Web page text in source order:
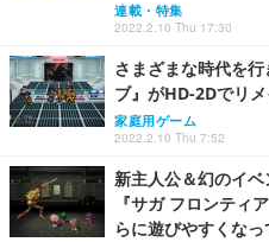
連載・特集
2022.2.10 Thu 17:30
さまざまな時代を
ブ』がHD-2Dでリ
家庭用ゲーム
2022.2.10 Thu 7:52
新主人公＆幻のイ
『サガ フロンティ
らに遊びやすくなっ